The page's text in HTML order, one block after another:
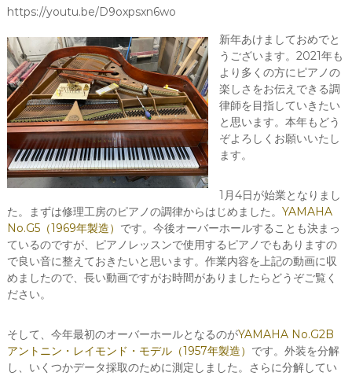
https://youtu.be/D9oxpsxn6wo
新年あけましておめでと
うございます。2021年も
より多くの方にピアノの
楽しさをお伝えできる調
律師を目指していきたい
と思います。本年もどう
ぞよろしくお願いいたし
ます。
1月4日が始業となりまし
た。まずは修理工房のピアノの調律からはじめました。 YAMAHA
No.G5（1969年製造） です。今後オーバーホールすることも決まっ
ているのですが、ピアノレッスンで使用するピアノでもありますの
で良い音に整えておきたいと思います。作業内容を上記の動画に収
めましたので、長い動画ですがお時間がありましたらどうぞご覧く
ださい。
そして、今年最初のオーバーホールとなるのがYAMAHA No.G2B
アントニン・レイモンド・モデル（1957年製造） です。外装を分解
し、いくつかデータ採取のために測定しました。さらに分解してい